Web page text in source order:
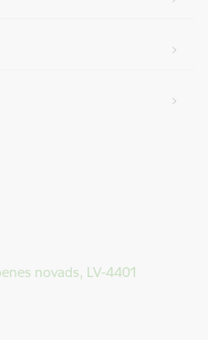
novads, LV-4401